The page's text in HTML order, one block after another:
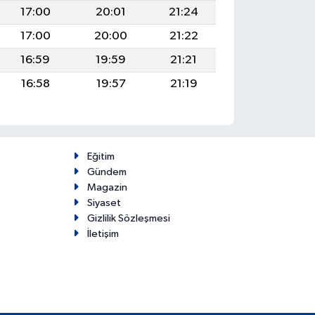
17:00 20:01
21:24
17:00
20:00
21:22
16:59
19:59
21:21
16:58
19:57 21:19
Eğitim
Gündem
Magazin
Siyaset
Gizlilik Sözleşmesi
İletişim